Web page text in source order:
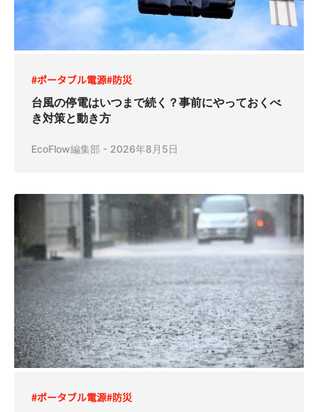
#ポータブル電源#防災
台風の停電はいつまで続く？事前にやっておくべ
き対策と動き方
EcoFlow編集部 - 2026年8月5日
#ポータブル電源#防災